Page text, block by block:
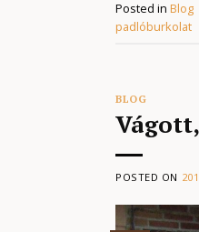
Posted in Blog
padlóburkolat
BLOG
POSTED ON